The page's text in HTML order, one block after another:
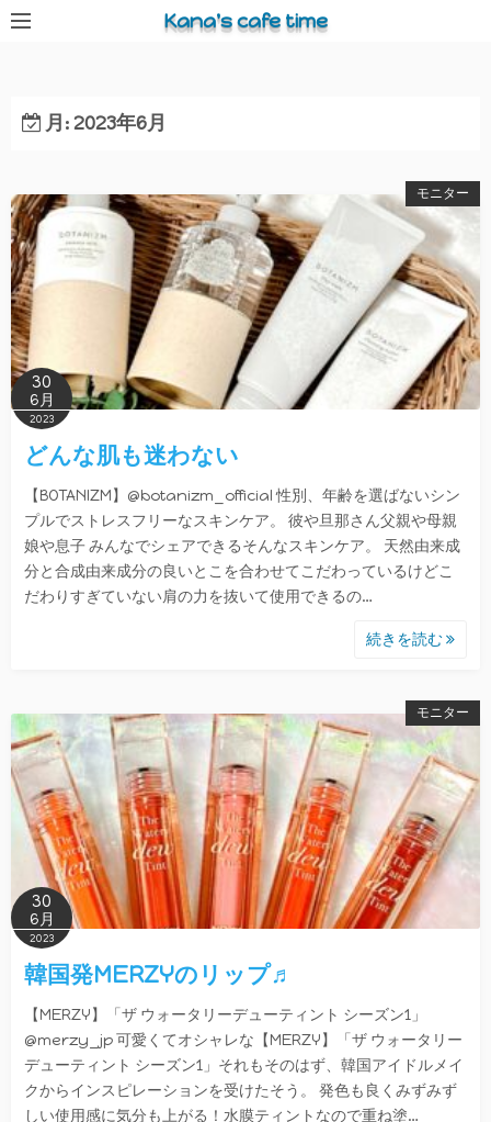
コ
キ
ッ
プ
Kana's cafe time
月:2023年6月
モニター
30
6月
2023
どんな肌も迷わない
【BOTANIZM】@botanizm_official 性別、年齢を選ばないシン
プルでストレスフリーなスキンケア。 彼や旦那さん父親や母親
娘や息子 みんなでシェアできるそんなスキンケア。 天然由来成
分と合成由来成分の良いとこを合わせてこだわっているけどこ
だわりすぎていない肩の力を抜いて使用できるの…
続きを読む
モニター
30
6月
2023
韓国発MERZYのリップ♬
【MERZY】「ザ ウォータリーデューティント シーズン1」
@merzy_jp 可愛くてオシャレな【MERZY】「ザ ウォータリー
デューティント シーズン1」それもそのはず、韓国アイドルメイ
クからインスピレーションを受けたそう。 発色も良くみずみず
しい使用感に気分も上がる！水膜ティントなので重ね塗…